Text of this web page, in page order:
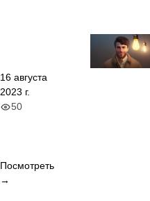
16 августа
2023 г.
50
Посмотреть
→